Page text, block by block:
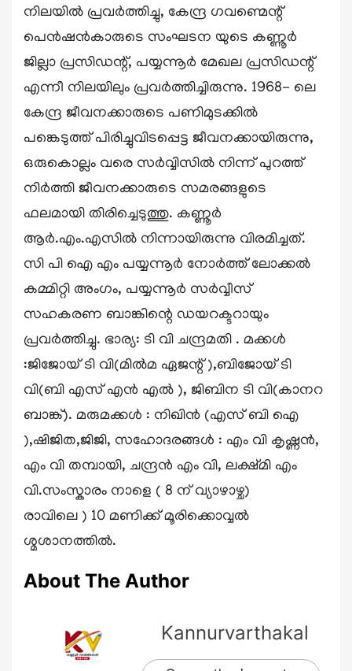
നിലയിൽ പ്രവർത്തിച്ചു, കേന്ദ്ര ഗവണ്മെന്റ്
പെൻഷൻകാരുടെ സംഘടന യുടെ കണ്ണൂർ
ജില്ലാ പ്രസിഡന്റ്, പയ്യന്നൂർ മേഖല പ്രസിഡന്റ്‌
എന്നീ നിലയിലും പ്രവർത്തിച്ചിരുന്നു. 1968- ലെ
കേന്ദ്ര ജീവനക്കാരുടെ പണിമുടക്കിൽ
പങ്കെടുത്ത് പിരിച്ചുവിടപ്പെട്ട ജീവനക്കായിരുന്നു,
ഒരുകൊല്ലം വരെ സർവ്വിസിൽ നിന്ന് പുറത്ത്
നിർത്തി ജീവനക്കാരുടെ സമരങ്ങളുടെ
ഫലമായി തിരിച്ചെടുത്തു. കണ്ണൂർ
ആർ.എം.എസിൽ നിന്നായിരുന്നു വിരമിച്ചത്.
സി പി ഐ എം പയ്യന്നൂർ നോർത്ത് ലോക്കൽ
കമ്മിറ്റി അംഗം, പയ്യന്നൂർ സർവ്വീസ്
സഹകരണ ബാങ്കിന്റെ ഡയറക്ടറായും
പ്രവർത്തിച്ചു. ഭാര്യ: ടി വി ചന്ദ്രമതി . മക്കൾ
:ജിജോയ് ടി വി(മിൽമ ഏജന്റ് ),ബിജോയ്‌ ടി
വി(ബി എസ് എൻ എൽ ), ജിബിന ടി വി(കാനറ
ബാങ്ക്). മരുമക്കൾ : നിഖിൻ (എസ് ബി ഐ
),ഷിജിത,ജിജി, സഹോദരങ്ങൾ : എം വി കൃഷ്ണൻ,
എം വി തമ്പായി, ചന്ദ്രൻ എം വി, ലക്ഷ്മി എം
വി.സംസ്കാരം നാളെ ( 8 ന് വ്യാഴാഴ്ച)
രാവിലെ ) 10 മണിക്ക് മൂരിക്കൊവ്വൽ
ശ്മശാനത്തിൽ.
About The Author
Kannurvarthakal